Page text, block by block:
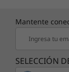
Mantente
Ingresa tu
SELECCIÓN